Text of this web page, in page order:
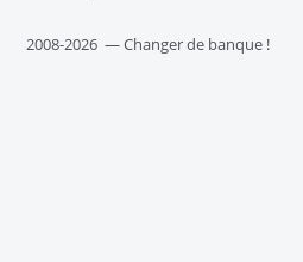
2008-2026 — Changer de banque !